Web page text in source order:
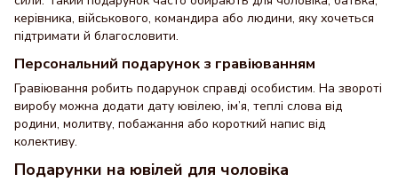
керівника, військового, командира або людини, яку хочеться
підтримати й благословити.
Персональний подарунок з гравіюванням
Гравіювання робить подарунок справді особистим. На звороті
виробу можна додати дату ювілею, ім’я, теплі слова від
родини, молитву, побажання або короткий напис від
колективу.
Подарунки на ювілей для чоловіка